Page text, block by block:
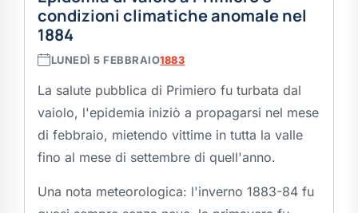
condizioni climatiche anomale nel
1884
LUNEDÌ 5 FEBBRAIO1883
La salute pubblica di Primiero fu turbata dal
vaiolo, l'epidemia iniziò a propagarsi nel mese
di febbraio, mietendo vittime in tutta la valle
fino al mese di settembre di quell'anno.
Una nota meteorologica: l'inverno 1883-84 fu